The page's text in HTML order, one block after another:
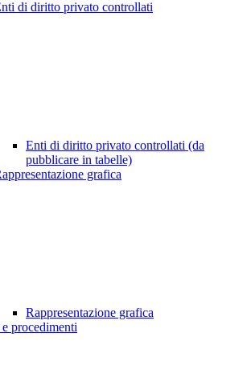
di diritto privato controllati
Enti di diritto privato controllati (da
pubblicare in tabelle)
grafica
Rappresentazione grafica
procedimenti